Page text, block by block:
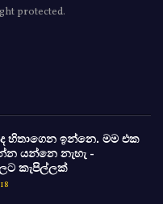
protected.
හිතාගෙන ඉන්නෙ. මම එක
යන්නෙ නැහැ -
කැපිල්ලක්